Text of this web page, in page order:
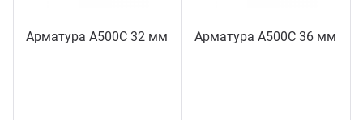
Арматура А500С 32 мм Арматура А500С 36 мм